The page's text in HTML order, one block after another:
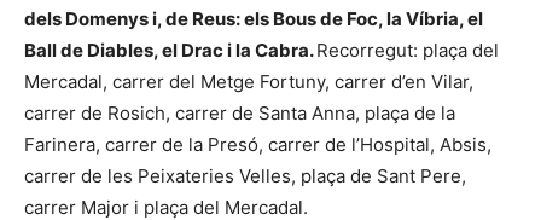
dels Domenys i, de Reus: els Bous de Foc, la Víbria, el
Ball de Diables, el Drac i la Cabra.Recorregut: plaça del
Mercadal, carrer del Metge Fortuny, carrer d’en Vilar,
carrer de Rosich, carrer de Santa Anna, plaça de la
Farinera, carrer de la Presó, carrer de l’Hospital, Absis,
carrer de les Peixateries Velles, plaça de Sant Pere,
carrer Major i plaça del Mercadal.